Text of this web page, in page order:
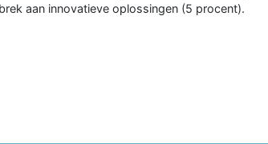
aan innovatieve oplossingen (5 procent).